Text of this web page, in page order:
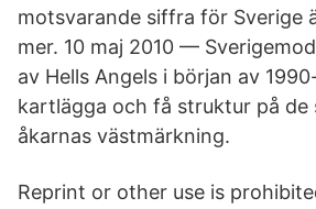
motsvarande siffra för Sverige
mer. 10 maj 2010 —
av Hells Angels i början av
kartlägga och få struktur på de
åkarnas västmärkning.
Reprint or other use is